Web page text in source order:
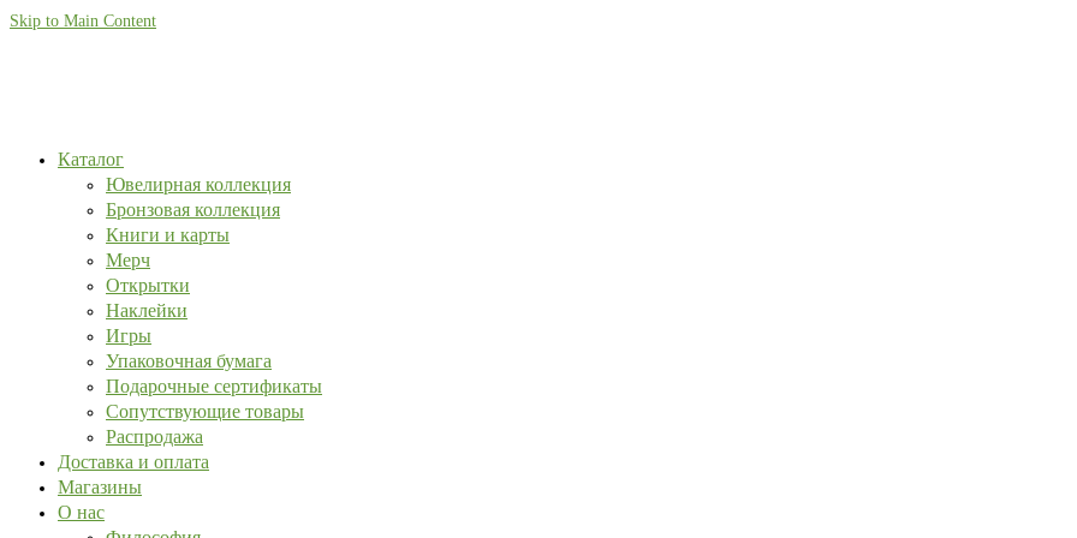
Skip to Main Content
Каталог
Ювелирная коллекция
Бронзовая коллекция
Книги и карты
Мерч
Открытки
Наклейки
Игры
Упаковочная бумага
Подарочные сертификаты
Сопутствующие товары
Распродажа
Доставка и оплата
Магазины
О нас